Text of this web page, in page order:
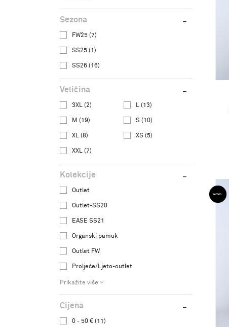
Sezona
FW25 (7)
SS25 (1)
SS26 (16)
Veličina
3XL (2) L (13)
M (19) S (10)
XL (8) XS (5)
XXL (7)
Kolekcije
Outlet
Outlet-SS20
EASE SS21
Organski pamuk
Outlet FW
Proljeće/Ljeto-outlet
Prikažite više
Cijena
0 - 50 € (11)